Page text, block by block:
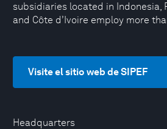
Headquarters
subsidiaries located in Indonesia,
and Côte d’Ivoire employ more
Visite el sitio web de SIPEF